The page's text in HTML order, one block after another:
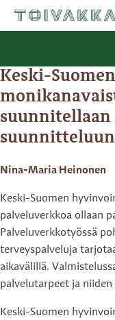
Keski-
suunnitellaan
suunnitteluun
Nina-Maria Heinonen
Keski-Suomen
palveluverkkoa ollaan
Palveluverkkotyössä
terveyspalveluja
aikavälillä.
palvelutarpeet ja
Keski-Suomen